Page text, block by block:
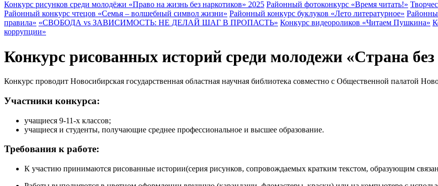
Конкурс рисунков среди молодёжи «Право на жизнь без наркотиков» 2025 Районный фотоконкурс «Время читать!»
Районный конкурс чтецов «Семья – волшебный символ жизни» Районный конкурс буклуков «Лето литературное»
правила» «СВОБОДА vs ЗАВИСИМОСТЬ: НЕ ДЕЛАЙ ШАГ В ПРОПАСТЬ» Конкурс видеороликов «Читаем Пушкина»
коррупции»
Конкурс рисованных историй среди молодежи «Страна
Конкурс проводит Новосибирская государственная областная научная библиотека совместно с Общественной палатой
Участники конкурса:
учащиеся 9-11-х классов;
учащиеся и студенты, получающие среднее профессиональное и высшее образование.
Требования к работе:
К участию принимаются рисованные истории(серия рисунков, сопровождаемых кратким текстом, образующим